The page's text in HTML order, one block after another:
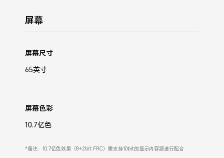
屏幕
屏幕尺寸
65英寸
屏幕色彩
10.7亿色
*备注：10.7亿色效果（8+2bit FRC）需支持10bit的显示内容源进行配合